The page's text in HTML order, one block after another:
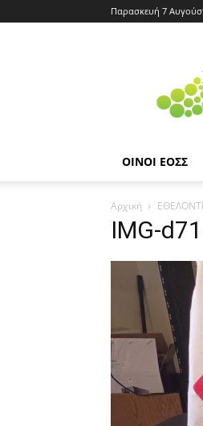
Παρασκευή 7
ΟΙΝΟΙ ΕΟΣΣ
Αρχική
IMG-